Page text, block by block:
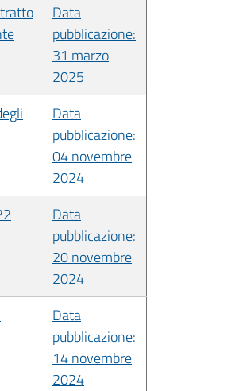
Data
pubblicazione:
31 marzo
2025
Data
pubblicazione:
04 novembre
2024
Data
pubblicazione:
20 novembre
2024
Data
pubblicazione:
14 novembre
2024